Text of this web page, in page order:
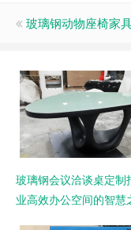
玻璃钢动物座椅家
玻璃钢会议洽谈桌定制
业高效办公空间的智慧